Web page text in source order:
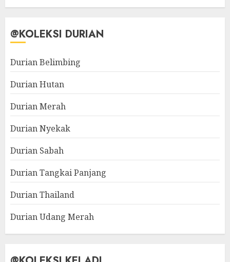
@KOLEKSI DURIAN
Durian Belimbing
Durian Hutan
Durian Merah
Durian Nyekak
Durian Sabah
Durian Tangkai Panjang
Durian Thailand
Durian Udang Merah